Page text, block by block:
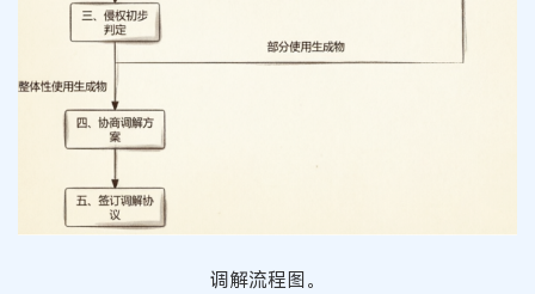
调解流程图。